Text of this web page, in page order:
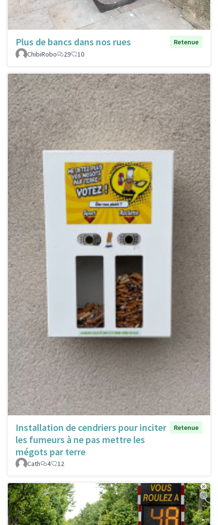
Plus de bancs dans nos rues
Retenue
ChibiRobo
29 10
Installation de cendriers pour inciter
les fumeurs à ne pas mettre les
mégots par terre
Retenue
Cath 4 12